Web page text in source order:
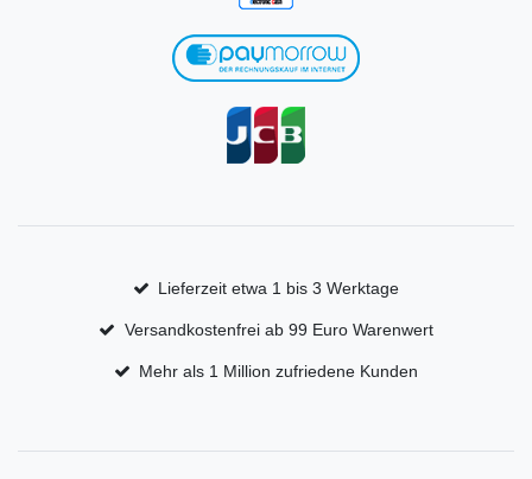
Lieferzeit etwa 1 bis 3 Werktage
Versandkostenfrei ab 99 Euro Warenwert
Mehr als 1 Million zufriedene Kunden